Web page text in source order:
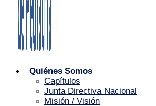
Quiénes Somos
Capítulos
Junta Directiva Nacional
Misión / Visión